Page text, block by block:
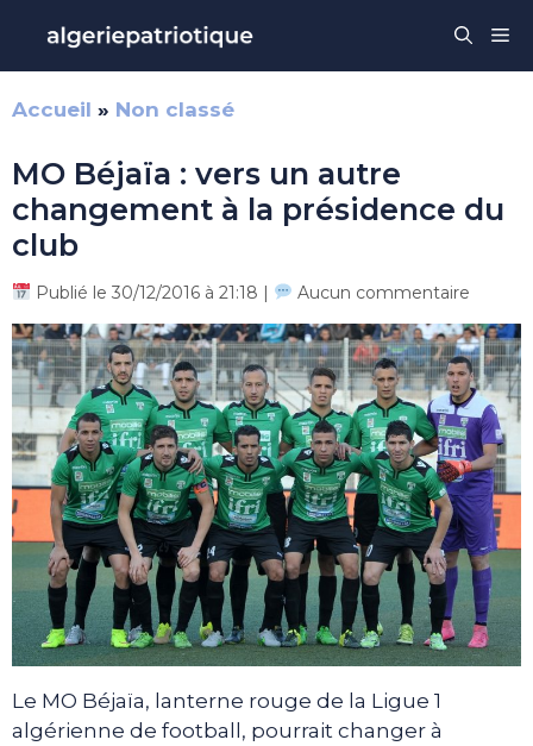
contenu
Accueil » Non classé
MO Béjaïa : vers un autre
changement à la présidence du
club
Publié le 30/12/2016 à 21:18 | Aucun commentaire
Le MO Béjaïa, lanterne rouge de la Ligue 1
algérienne de football, pourrait changer à